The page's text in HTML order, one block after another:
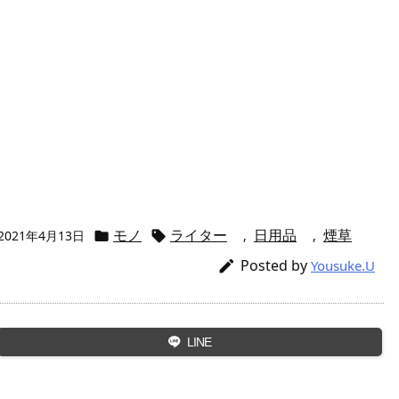
年4月13日  モノ  ライター , 日用品 , 煙草
 Posted by Yousuke.U
LINE